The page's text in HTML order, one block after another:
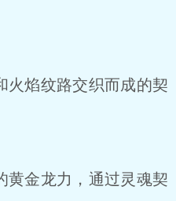
焰纹路交织而成的契
金龙力，通过灵魂契